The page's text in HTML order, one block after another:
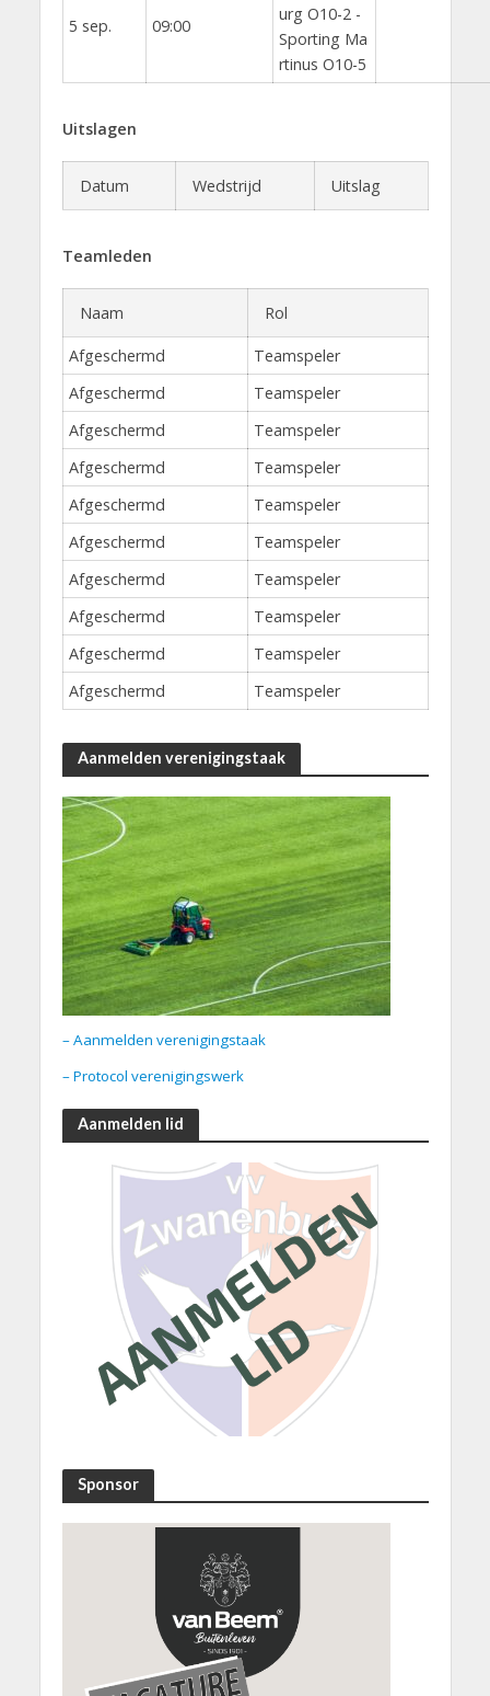
5 sep. 09:00
urg O10-2 -
Sporting Ma
rtinus O10-5
Uitslagen
Datum Wedstrijd Uitslag
Teamleden
Naam Rol
Afgeschermd
Teamspeler
Afgeschermd
Teamspeler
Afgeschermd
Teamspeler
Afgeschermd
Teamspeler
Afgeschermd
Teamspeler
Afgeschermd
Teamspeler
Afgeschermd
Teamspeler
Afgeschermd
Teamspeler
Afgeschermd
Teamspeler
Afgeschermd
Teamspeler
Aanmelden verenigingstaak
– Aanmelden verenigingstaak
– Protocol verenigingswerk
Aanmelden lid
Sponsor